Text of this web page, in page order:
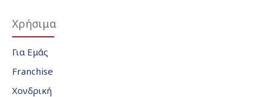
Χρήσιμα
Για Εμάς
Franchise
Χονδρική